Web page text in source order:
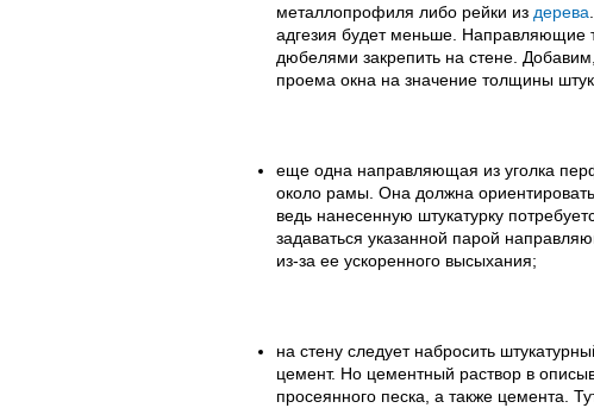
металлопрофиля либо рейки из дерева
адгезия будет меньше. Направляющие
дюбелями закрепить на стене.
проема окна на значение толщины
еще одна направляющая из уголка
около рамы. Она должна
ведь нанесенную штукатурку
задаваться указанной парой
из-за ее ускоренного высыхания;
на стену следует набросить
цемент. Но цементный раствор в
просеянного песка, а также цемента.